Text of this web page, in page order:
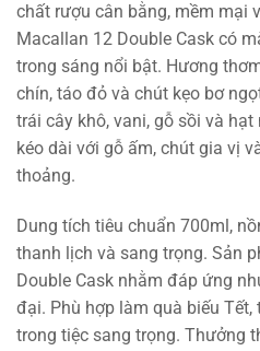
chất rượu cân bằng, mềm mại
Macallan 12 Double Cask có
trong sáng nổi bật. Hương
chín, táo đỏ và chút kẹo bơ
trái cây khô, vani, gỗ sồi và
kéo dài với gỗ ấm, chút gia vị
thoảng.
Dung tích tiêu chuẩn 700ml,
thanh lịch và sang trọng. Sản
Double Cask nhằm đáp ứng
đại. Phù hợp làm quà biếu
trong tiệc sang trọng. Thưởng